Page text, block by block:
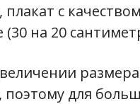
с
на 20
для